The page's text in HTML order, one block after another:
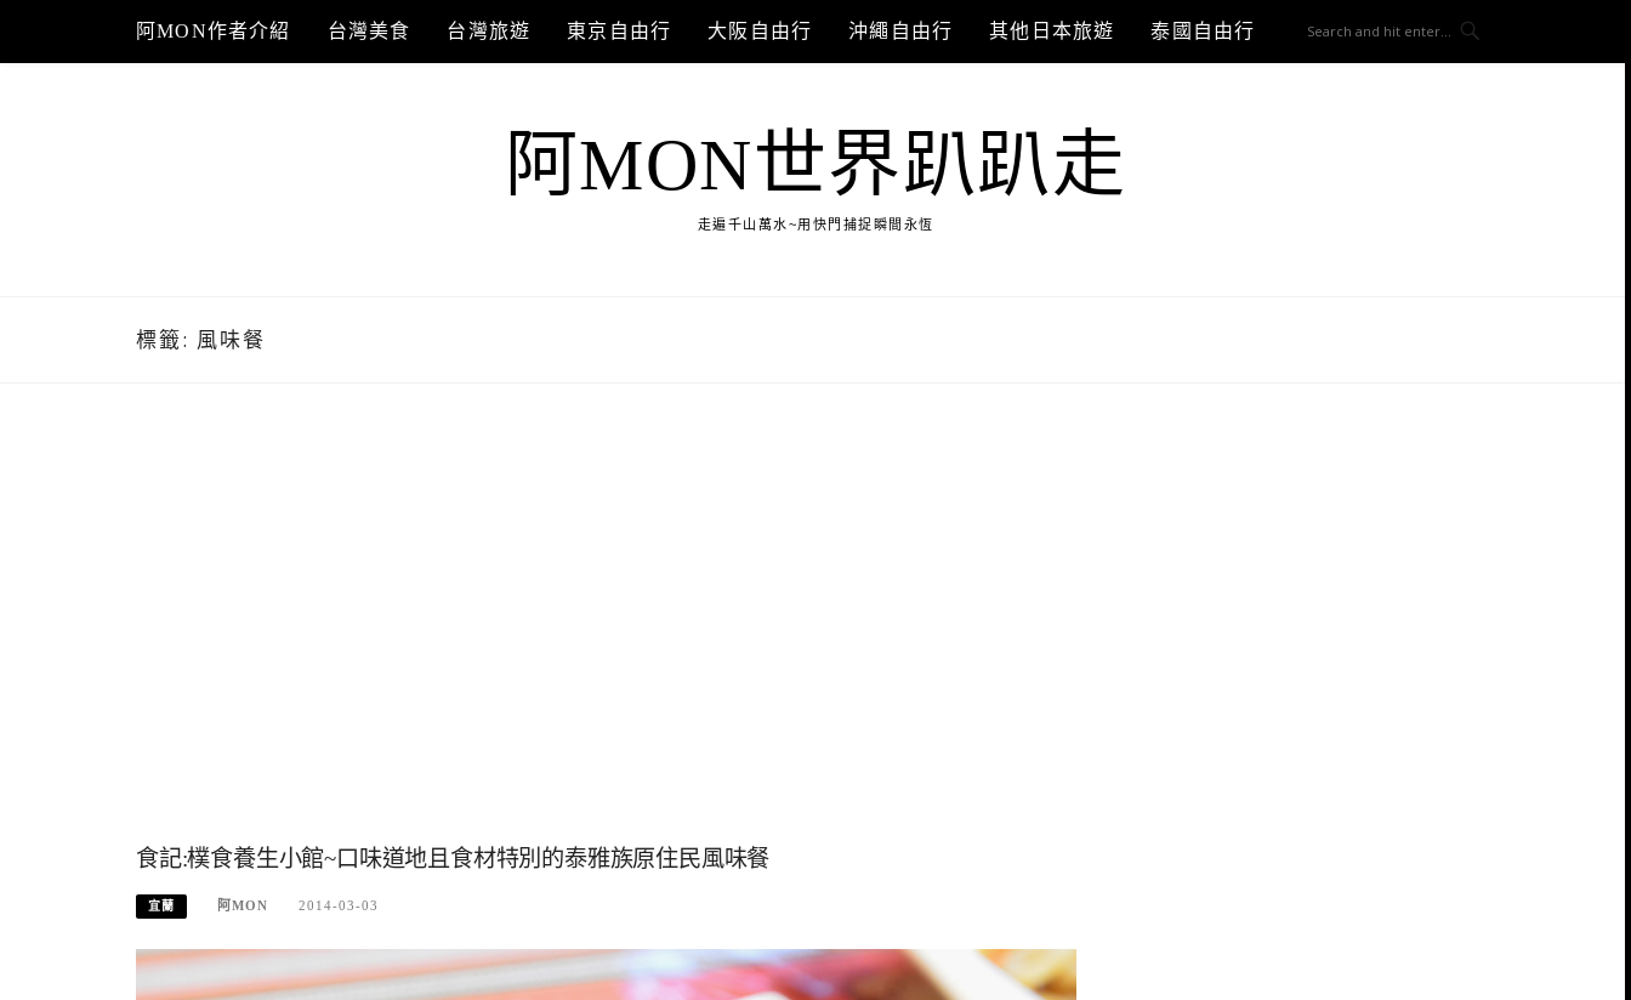
content
阿MON作者介紹 台灣美食 台灣旅遊 東京自由行 大阪自由行 沖繩自由行 其他日本旅遊 泰國自由行
阿MON世界趴趴走
走遍千山萬水~用快門捕捉瞬間永恆
標籤: 風味餐
食記:樸食養生小館~口味道地且食材特別的泰雅族原住民風味餐
宜蘭 阿MON 2014-03-03